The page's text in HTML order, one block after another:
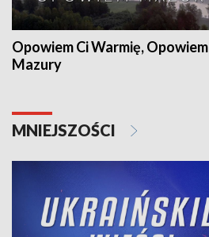
Opowiem Ci Warmię, Opowiem
Mazury
MNIEJSZOŚCI